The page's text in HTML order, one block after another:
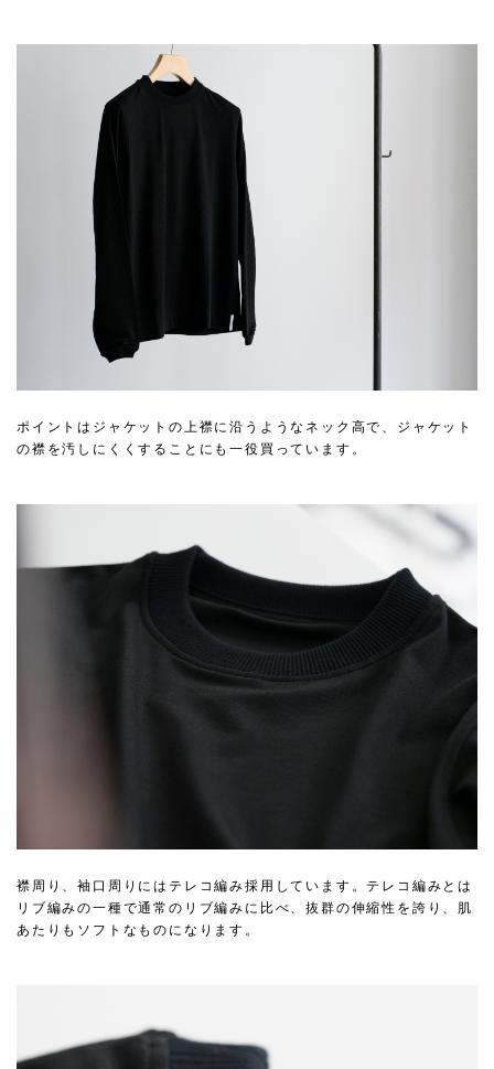
ポイントはジャケットの上襟に沿うようなネック高で、ジャケット
の襟を汚しにくくすることにも一役買っています。
襟周り、袖口周りにはテレコ編み採用しています。テレコ編みとは
リブ編みの一種で通常のリブ編みに比べ、抜群の伸縮性を誇り、肌
あたりもソフトなものになります。